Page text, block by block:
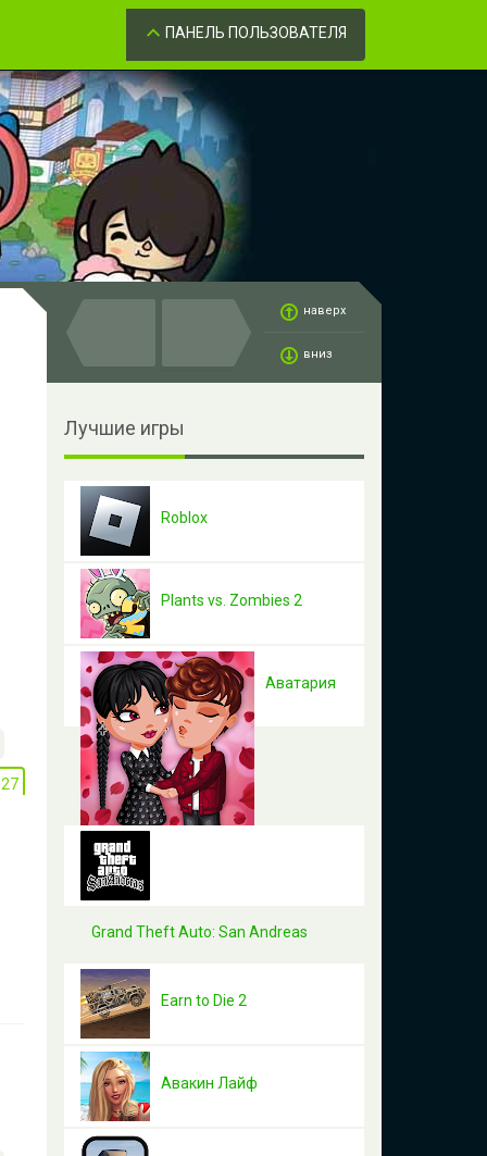
Забыли пароль?
ПАНЕЛЬ ПОЛЬЗОВАТЕЛЯ
наверх
вниз
Лучшие игры
Roblox
Plants vs. Zombies 2
Аватария
Grand Theft Auto: San Andreas
Earn to Die 2
Авакин Лайф